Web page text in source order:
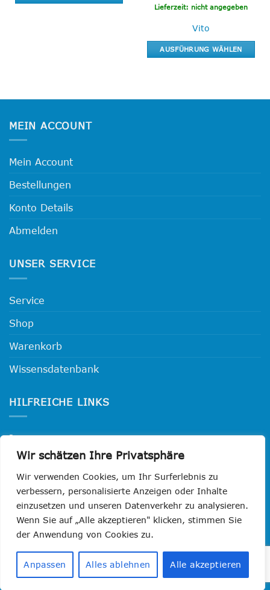
Wir schätzen Ihre Privatsphäre
Wir verwenden Cookies, um Ihr Surferlebnis zu
verbessern, personalisierte Anzeigen oder Inhalte
einzusetzen und unseren Datenverkehr zu analysieren.
Wenn Sie auf „Alle akzeptieren" klicken, stimmen Sie
der Anwendung von Cookies zu.
Anpassen Alles ablehnen Alle akzeptieren
Optionen
auf
gewählt
Lieferzeit: nicht angegeben
Vito
AUSFÜHRUNG WÄHLEN
mehrere
MEIN ACCOUNT
Mein Account
Bestellungen
Konto Details
Abmelden
UNSER SERVICE
Service
Shop
Warenkorb
Wissensdatenbank
HILFREICHE LINKS
Impressum
Datenschutzerklärung
AGB
Visa PayPal MasterCardCash
On
Delivery
GiroPayKlarna
Copyright 2026 ©TRANKVILE electric vehicles